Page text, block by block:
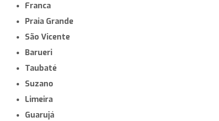
Franca
Praia Grande
São Vicente
Barueri
Taubaté
Suzano
Limeira
Guarujá